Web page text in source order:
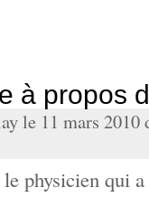
à propos
le 11 mars 2010
physicien qui